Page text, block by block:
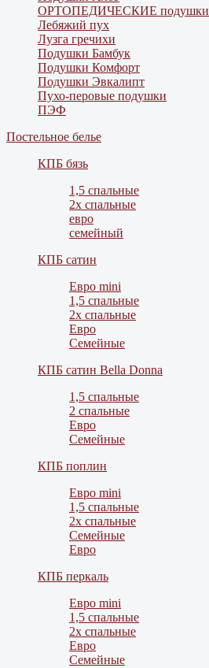
ОРТОПЕДИЧЕСКИЕ подушки
Лебяжий пух
Лузга гречихи
Подушки Бамбук
Подушки Комфорт
Подушки Эвкалипт
Пухо-перовые подушки
ПЭФ
Постельное белье
КПБ бязь
1,5 спальные
2х спальные
евро
семейный
КПБ сатин
Евро mini
1,5 спальные
2х спальные
Евро
Семейные
КПБ сатин Bella Donna
1,5 спальные
2 спальные
Евро
Семейные
КПБ поплин
Евро mini
1,5 спальные
2х спальные
Семейные
Евро
КПБ перкаль
Евро mini
1,5 спальные
2х спальные
Евро
Семейные